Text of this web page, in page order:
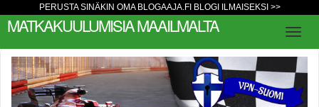
PERUSTA SINÄKIN OMA BLOGAAJA.FI BLOGI ILMAISEKSI >>
MATKAKUULUMISIA MAAILMALTA